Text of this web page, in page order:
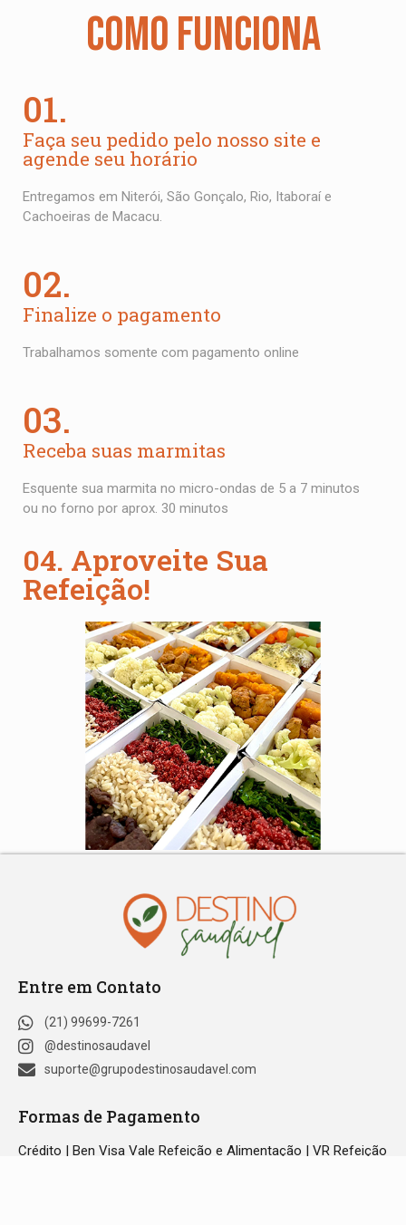
COMO FUNCIONA
01.
Faça seu pedido pelo nosso site e
agende seu horário
Entregamos em Niterói, São Gonçalo, Rio, Itaboraí e
Cachoeiras de Macacu.
02.
Finalize o pagamento
Trabalhamos somente com pagamento online
03.
Receba suas marmitas
Esquente sua marmita no micro-ondas de 5 a 7 minutos
ou no forno por aprox. 30 minutos
04. Aproveite Sua
Refeição!
Entre em Contato
(21) 99699-7261
@destinosaudavel
suporte@grupodestinosaudavel.com
Formas de Pagamento
Crédito | Ben Visa Vale Refeição e Alimentação | VR Refeição